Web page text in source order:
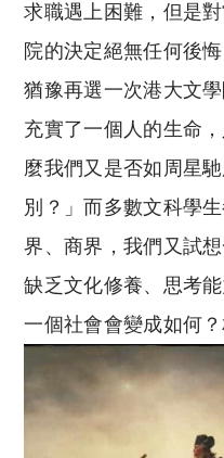
求職遇上困難，但是
院的決定絕無任何後
猶豫再選一次港大文
充實了一個人的生命
麼我們又是否如周星
別？」而多數文科學
界、商界，我們又試
缺乏文化修養、思考
一個社會會變成如何